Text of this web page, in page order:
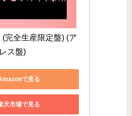
完全生産限定盤) (ア
ス盤)
で見る
天市場で見る